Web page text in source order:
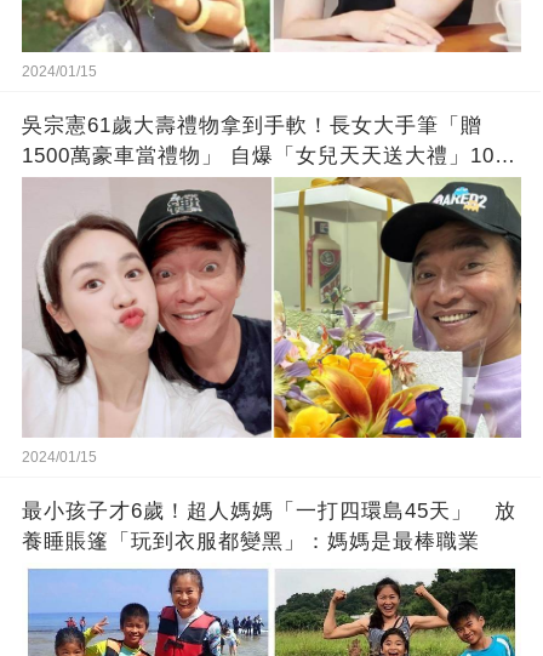
2024/01/15
吳宗憲61歲大壽禮物拿到手軟！長女大手筆「贈
1500萬豪車當禮物」 自爆「女兒天天送大禮」10年
徒弟也不甘示弱!
2024/01/15
最小孩子才6歲！超人媽媽「一打四環島45天」 放
養睡賬篷「玩到衣服都變黑」：媽媽是最棒職業